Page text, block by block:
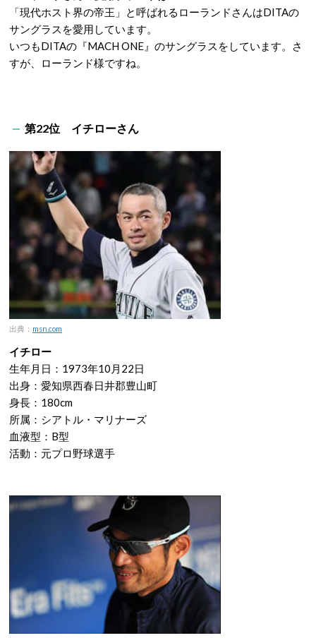
「現代ホスト界の帝王」と呼ばれるローランドさんはDITAの
サングラスを愛用しています。
いつもDITAの『MACH ONE』のサングラスをしています。さ
すが、ローランド様ですね。
第22位 イチローさん
出典： msn.com
イチロー
生年月日：1973年10月22日
出身：愛知県西春日井郡豊山町
身長：180cm
所属：シアトル・マリナーズ
血液型：B型
活動：元プロ野球選手